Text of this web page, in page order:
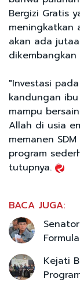
Bergizi Gratis
meningkatkan
akan ada
"Investasi
kandungan
mampu
Allah di usia
memanen
program
tutupnya.
BACA JUGA:
Kejati